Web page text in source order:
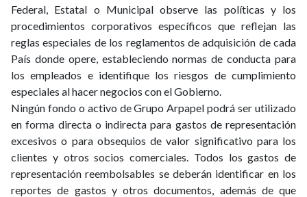
Federal, Estatal o Municipal observe las políticas y los
procedimientos corporativos específicos que reflejan las
reglas especiales de los reglamentos de adquisición de cada
País donde opere, estableciendo normas de conducta para
los empleados e identifique los riesgos de cumplimiento
especiales al hacer negocios con el Gobierno.
Ningún fondo o activo de Grupo Arpapel podrá ser utilizado
en forma directa o indirecta para gastos de representación
excesivos o para obsequios de valor significativo para los
clientes y otros socios comerciales. Todos los gastos de
representación reembolsables se deberán identificar en los
reportes de gastos y otros documentos, además de que